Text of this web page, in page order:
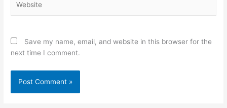
Save my name, email, and website in this browser for the
next time I comment.